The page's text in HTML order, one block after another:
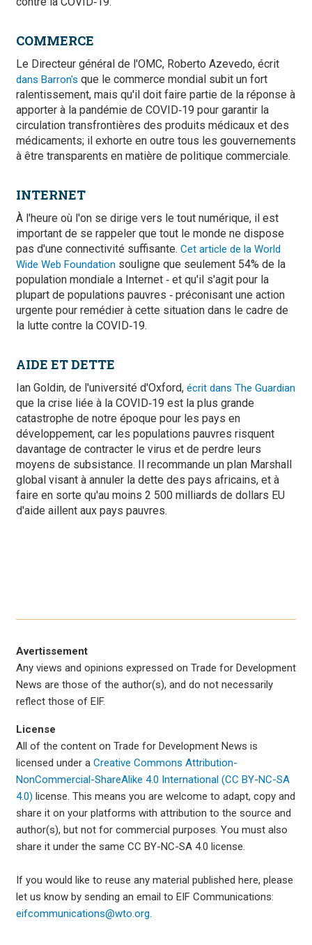
COMMERCE
Le Directeur général de l'OMC, Roberto Azevedo, écrit
dans Barron's que le commerce mondial subit un fort
ralentissement, mais qu'il doit faire partie de la réponse à
apporter à la pandémie de COVID‑19 pour garantir la
circulation transfrontières des produits médicaux et des
médicaments; il exhorte en outre tous les gouvernements
à être transparents en matière de politique commerciale.
INTERNET
À l'heure où l'on se dirige vers le tout numérique, il est
important de se rappeler que tout le monde ne dispose
pas d'une connectivité suffisante. Cet article de la World
Wide Web Foundation souligne que seulement 54% de la
population mondiale a Internet ‑ et qu'il s'agit pour la
plupart de populations pauvres ‑ préconisant une action
urgente pour remédier à cette situation dans le cadre de
la lutte contre la COVID‑19.
AIDE ET DETTE
Ian Goldin, de l'université d'Oxford, écrit dans The Guardian
que la crise liée à la COVID‑19 est la plus grande
catastrophe de notre époque pour les pays en
développement, car les populations pauvres risquent
davantage de contracter le virus et de perdre leurs
moyens de subsistance. Il recommande un plan Marshall
global visant à annuler la dette des pays africains, et à
faire en sorte qu'au moins 2 500 milliards de dollars EU
d'aide aillent aux pays pauvres.
Avertissement
Any views and opinions expressed on Trade for Development
News are those of the author(s), and do not necessarily
reflect those of EIF.
License
All of the content on Trade for Development News is
licensed under a Creative Commons Attribution-
NonCommercial-ShareAlike 4.0 International (CC BY-NC-SA
4.0) license. This means you are welcome to adapt, copy and
share it on your platforms with attribution to the source and
author(s), but not for commercial purposes. You must also
share it under the same CC BY-NC-SA 4.0 license.
If you would like to reuse any material published here, please
let us know by sending an email to EIF Communications:
eifcommunications@wto.org.